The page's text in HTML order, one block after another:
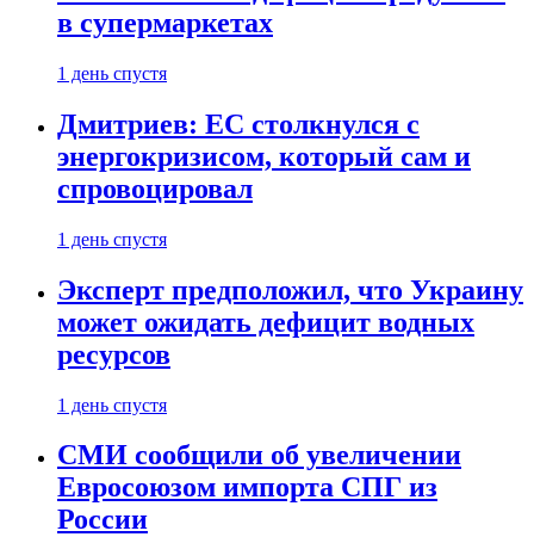
в супермаркетах
1 день спустя
Дмитриев: ЕС столкнулся с
энергокризисом, который сам и
спровоцировал
1 день спустя
Эксперт предположил, что Украину
может ожидать дефицит водных
ресурсов
1 день спустя
СМИ сообщили об увеличении
Евросоюзом импорта СПГ из
России